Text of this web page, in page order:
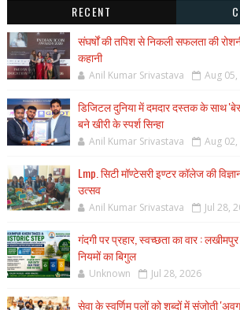
RECENT
संघर्षों की तपिश से निकली सफलता की
कहानी
Anil Kumar Srivastava Aug
डिजिटल दुनिया में दमदार दस्तक के साथ
बने खीरी के स्पर्श सिन्हा
Anil Kumar Srivastava Aug
Lmp. सिटी मॉण्टेसरी इण्टर कॉलेज की
उत्सव
Anil Kumar Srivastava Jul 28,
गंदगी पर प्रहार, स्वच्छता का वार :
नियमों का बिगुल
Unknown Jul 28, 2026
सेवा के स्वर्णिम पलों को शब्दों में संजोती